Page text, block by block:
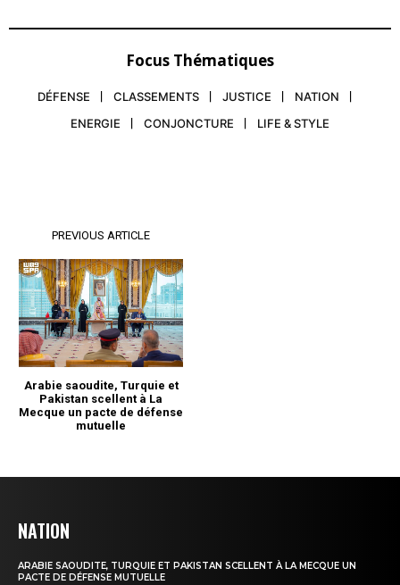
NATION
ARABIE SAOUDITE, TURQUIE ET PAKISTAN SCELLENT À LA MECQUE UN
PACTE DE DÉFENSE MUTUELLE